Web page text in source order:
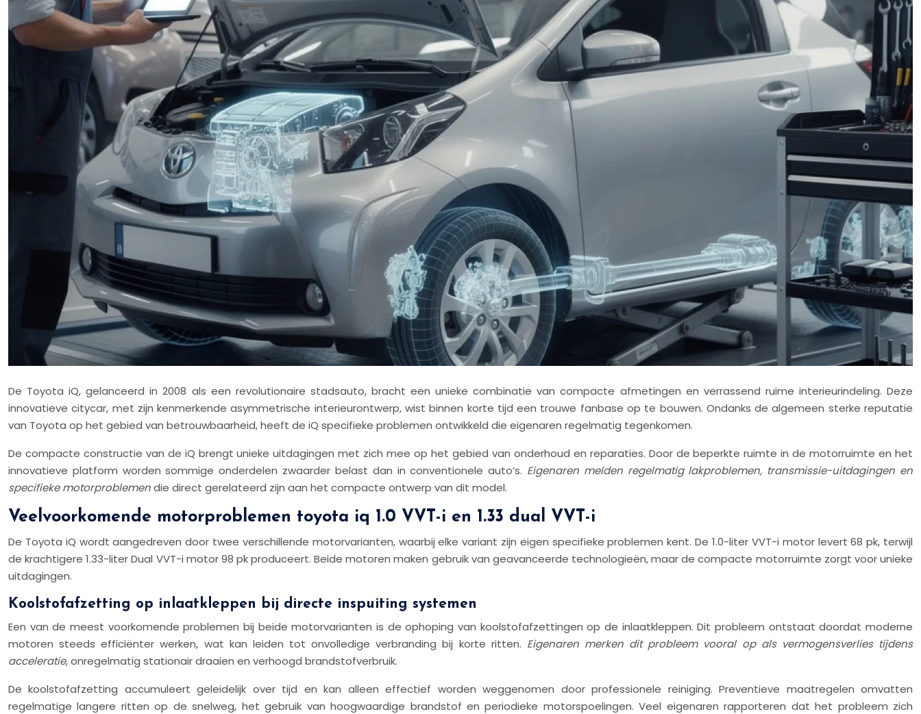
De Toyota iQ, gelanceerd in 2008 als een revolutionaire stadsauto, bracht een unieke combinatie van compacte afmetingen en verrassend ruime interieurindeling. Deze
innovatieve citycar, met zijn kenmerkende asymmetrische interieurontwerp, wist binnen korte tijd een trouwe fanbase op te bouwen. Ondanks de algemeen sterke reputatie
van Toyota op het gebied van betrouwbaarheid, heeft de iQ specifieke problemen ontwikkeld die eigenaren regelmatig tegenkomen.
De compacte constructie van de iQ brengt unieke uitdagingen met zich mee op het gebied van onderhoud en reparaties. Door de beperkte ruimte in de motorruimte en het
innovatieve platform worden sommige onderdelen zwaarder belast dan in conventionele auto’s. Eigenaren melden regelmatig lakproblemen, transmissie-uitdagingen en
specifieke motorproblemendie direct gerelateerd zijn aan het compacte ontwerp van dit model.
Veelvoorkomende motorproblemen toyota iq 1.0 VVT-i en 1.33 dual VVT-i
De Toyota iQ wordt aangedreven door twee verschillende motorvarianten, waarbij elke variant zijn eigen specifieke problemen kent. De 1.0-liter VVT-i motor levert 68 pk, terwijl
de krachtigere 1.33-liter Dual VVT-i motor 98 pk produceert. Beide motoren maken gebruik van geavanceerde technologieën, maar de compacte motorruimte zorgt voor unieke
uitdagingen.
Koolstofafzetting op inlaatkleppen bij directe inspuiting systemen
Een van de meest voorkomende problemen bij beide motorvarianten is de ophoping van koolstofafzettingen op de inlaatkleppen. Dit probleem ontstaat doordat moderne
motoren steeds efficiënter werken, wat kan leiden tot onvolledige verbranding bij korte ritten. Eigenaren merken dit probleem vooral op als vermogensverlies tijdens
acceleratie, onregelmatig stationair draaien en verhoogd brandstofverbruik.
De koolstofafzetting accumuleert geleidelijk over tijd en kan alleen effectief worden weggenomen door professionele reiniging. Preventieve maatregelen omvatten
regelmatige langere ritten op de snelweg, het gebruik van hoogwaardige brandstof en periodieke motorspoelingen. Veel eigenaren rapporteren dat het probleem zich